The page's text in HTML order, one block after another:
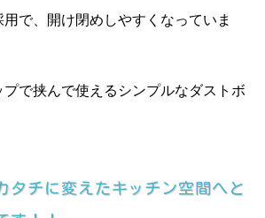
で、開け閉めしやすくなっていま
で挟んで使えるシンプルなダストボ
タチに変えたキッチン空間へと